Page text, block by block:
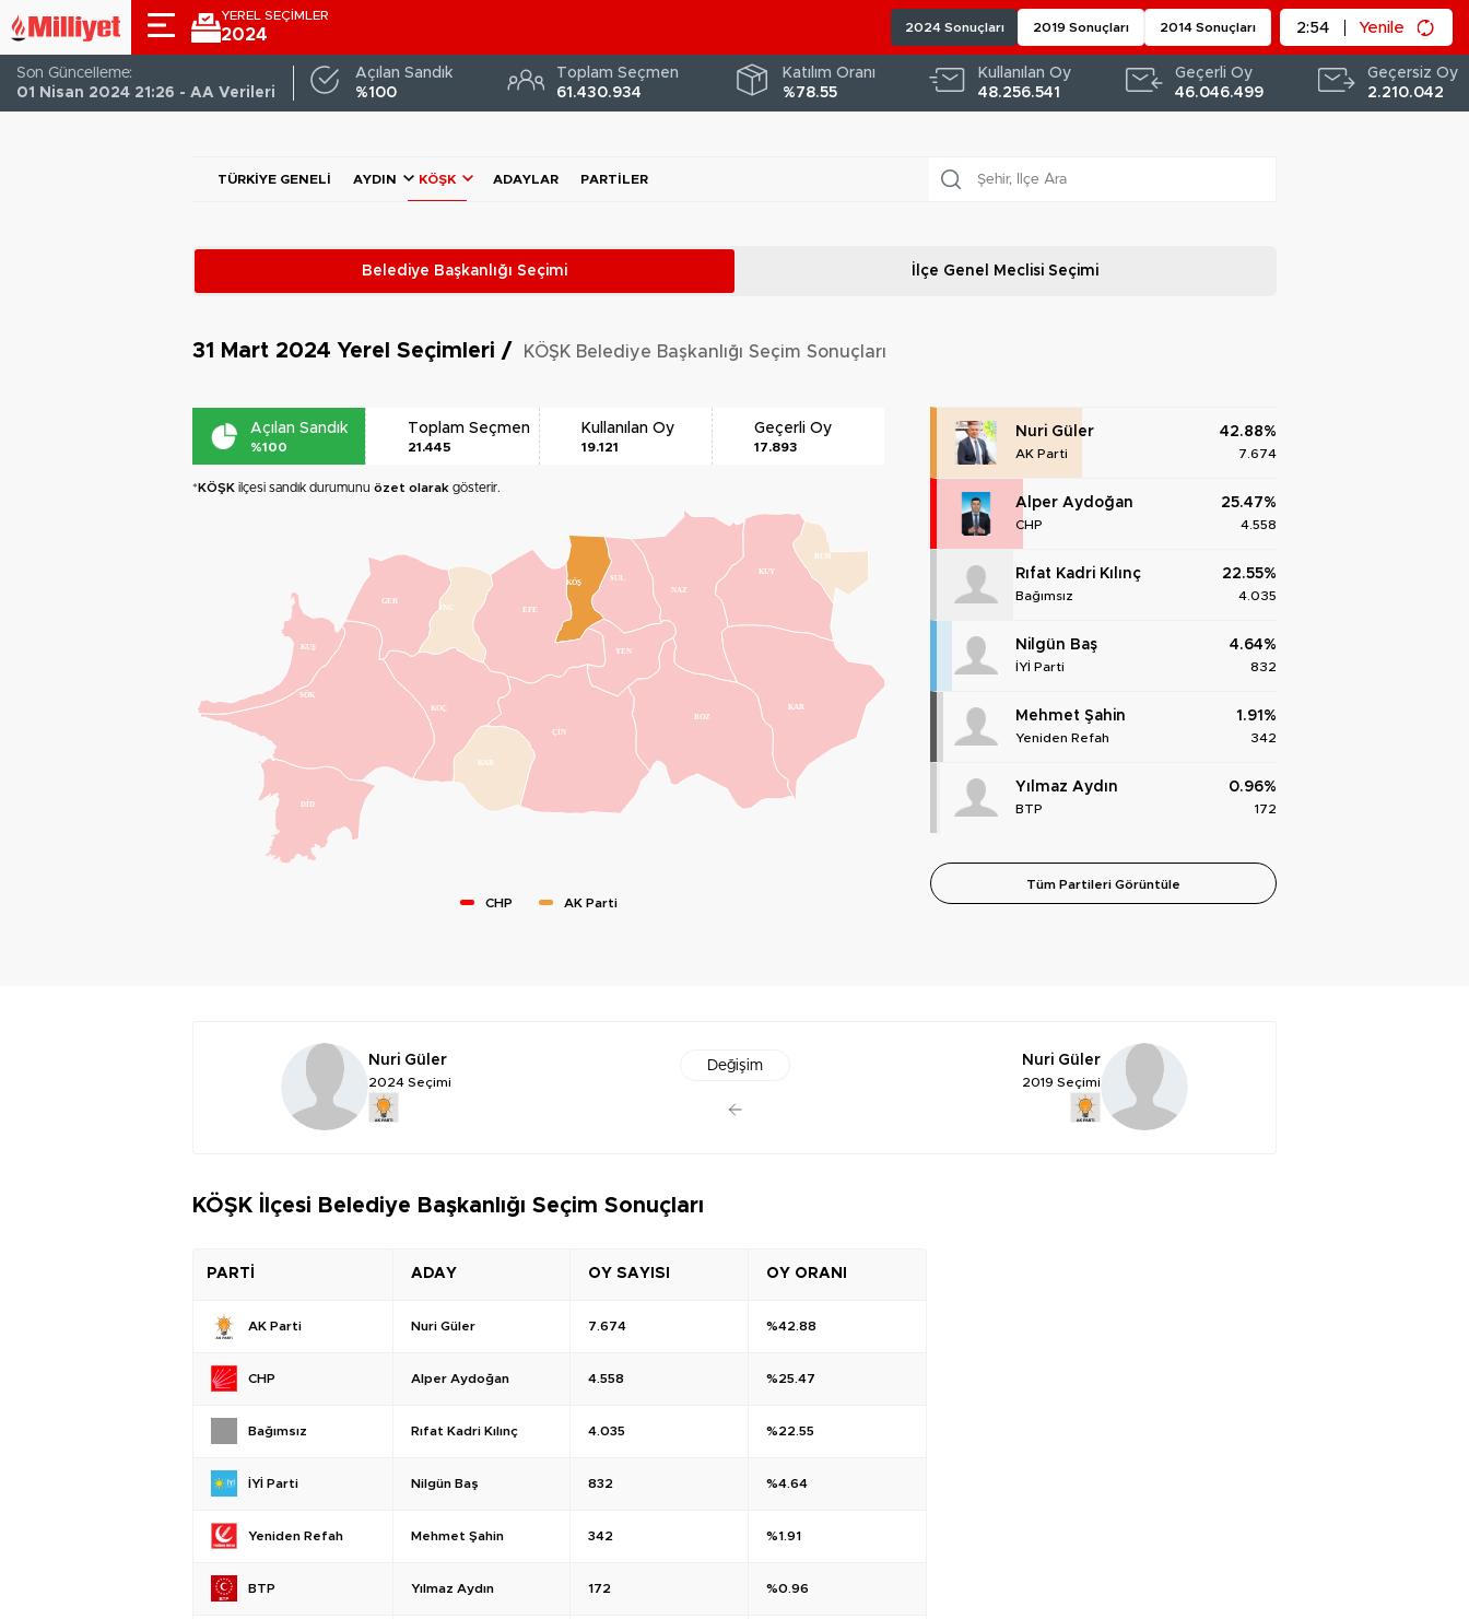
YEREL SEÇİMLER
2024 2024 Sonuçları 2019 Sonuçları 2014 Sonuçları 2:52 Yenile
Son Güncelleme:
01 Nisan 2024 21:26 - AA Verileri
Açılan Sandık
%100
Toplam Seçmen
61.430.934
Katılım Oranı
%78.55
Kullanılan Oy
48.256.541
Geçerli Oy
46.046.499
Geçersiz Oy
2.210.042
TÜRKIYE GENELI AYDIN KÖŞK ADAYLAR PARTILER
Belediye Başkanlığı Seçimi İlçe Genel MeclisiSeçimi
31 Mart 2024 Yerel Seçimleri / KÖŞK Belediye Başkanlığı Seçim Sonuçları
Açılan Sandık
%100
Toplam Seçmen
21.445
Kullanılan Oy
19.121
Geçerli Oy
17.893
*KÖŞK ilçesi sandık durumunu özet olarak gösterir.
KUŞ
KUY
GER
SUL
KÖŞ
KAR
SÖK
KOÇ
NAZ
İNC
DİD
YEN
BOZ
ÇİN
BUH
KAR
EFE
CHP AK Parti
Nuri Güler
AK Parti
42.88%
7.674
Alper Aydoğan
CHP
25.47%
4.558
Rıfat Kadri Kılınç
Bağımsız
22.55%
4.035
Nilgün Baş
İYİ Parti
4.64%
832
Mehmet Şahin
Yeniden Refah
1.91%
342
Yılmaz Aydın
BTP
0.96%
172
Tüm Partileri Görüntüle
Nuri Güler
2024 Seçimi
Değişim Nuri Güler
2019 Seçimi
KÖŞK İlçesi Belediye Başkanlığı Seçim Sonuçları
PARTİ ADAY OY SAYISI OY ORANI
AK Parti Nuri Güler 7.674 %42.88
CHP Alper Aydoğan 4.558 %25.47
Bağımsız Rıfat Kadri Kılınç 4.035 %22.55
İYİ Parti Nilgün Baş 832 %4.64
Yeniden Refah Mehmet Şahin 342 %1.91
BTP Yılmaz Aydın 172 %0.96